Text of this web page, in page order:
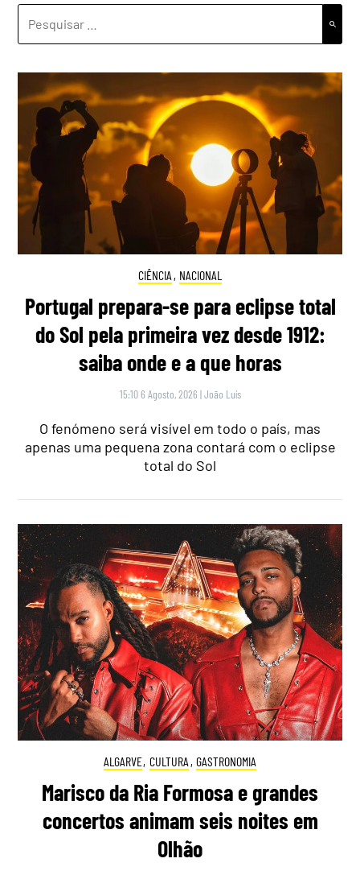
CIÊNCIA , NACIONAL
Portugal prepara-se para eclipse total
do Sol pela primeira vez desde 1912:
saiba onde e a que horas
15:10 6 Agosto, 2026 |João Luís
O fenómeno será visível em todo o país, mas
apenas uma pequena zona contará com o eclipse
total do Sol
ALGARVE, CULTURA , GASTRONOMIA
Marisco da Ria Formosa e grandes
concertos animam seis noites em
Olhão